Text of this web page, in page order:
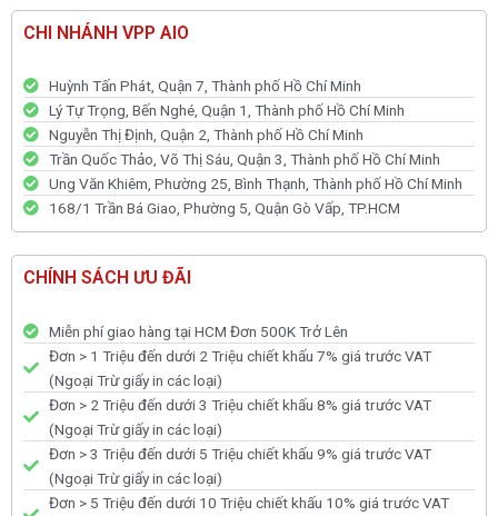
CHI NHÁNH VPP AIO
Huỳnh Tấn Phát, Quận 7, Thành phố Hồ Chí Minh
Lý Tự Trọng, Bến Nghé, Quận 1, Thành phố Hồ Chí Minh
Nguyễn Thị Định, Quận 2, Thành phố Hồ Chí Minh
Trần Quốc Thảo, Võ Thị Sáu, Quận 3, Thành phố Hồ Chí Minh
Ung Văn Khiêm, Phường 25, Bình Thạnh, Thành phố Hồ Chí Minh
168/1 Trần Bá Giao, Phường 5, Quận Gò Vấp, TP.HCM
CHÍNH SÁCH ƯU ĐÃI
Miễn phí giao hàng tại HCM Đơn 500K Trở Lên
Đơn > 1 Triệu đến dưới 2 Triệu chiết khấu 7% giá trước VAT
(Ngoại Trừ giấy in các loại)
Đơn > 2 Triệu đến dưới 3 Triệu chiết khấu 8% giá trước VAT
(Ngoại Trừ giấy in các loại)
Đơn > 3 Triệu đến dưới 5 Triệu chiết khấu 9% giá trước VAT
(Ngoại Trừ giấy in các loại)
Đơn > 5 Triệu đến dưới 10 Triệu chiết khấu 10% giá trước VAT